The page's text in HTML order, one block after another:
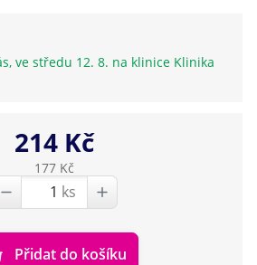
ve středu 12. 8. na klinice Klinika
214 Kč
177 Kč
ks
Přidat do košíku